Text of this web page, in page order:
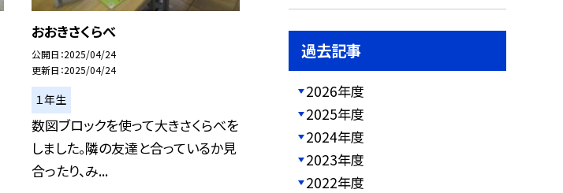
おおきさくらべ
公開日 2025/04/24
更新日 2025/04/24
１年生
数図ブロックを使って大きさくらべを
しました。隣の友達と合っているか見
合ったり、み...
過去記事
2026年度
2025年度
2024年度
2023年度
2022年度